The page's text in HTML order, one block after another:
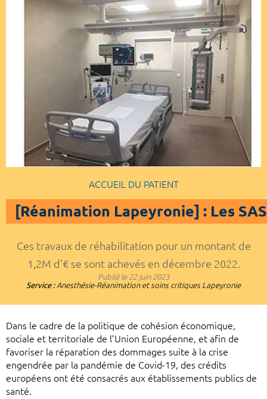
ACCUEIL DU PATIENT
[Réanimation Lapeyronie] : Les
Ces travaux de réhabilitation pour un montant de
1,2M d’€ se sont achevés en décembre 2022.
Publié le22 juin 2023
Service : Anesthésie-Réanimation et soins critiques Lapeyronie
Dans le cadre de la politique de cohésion économique,
sociale et territoriale de l’Union Européenne, et afin de
favoriser la réparation des dommages suite à la crise
engendrée par la pandémie de Covid-19, des crédits
européens ont été consacrés aux établissements publics de
santé.